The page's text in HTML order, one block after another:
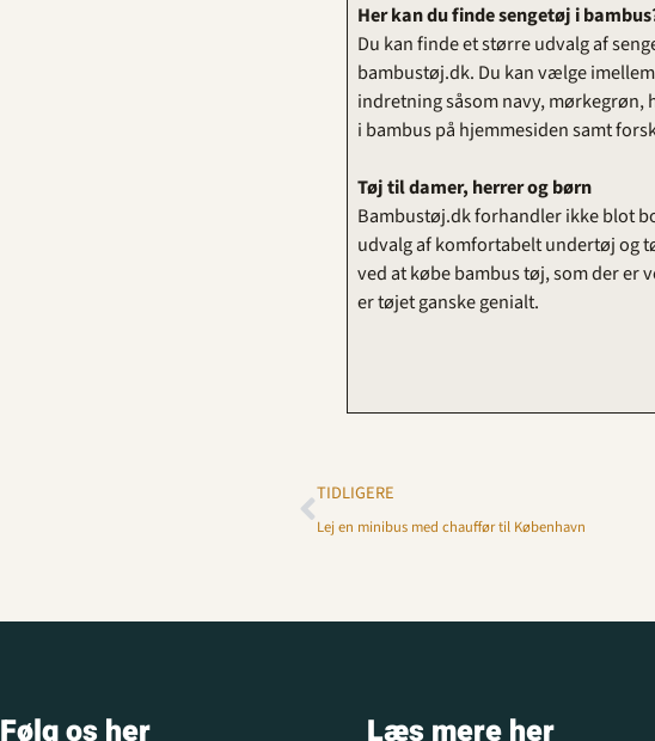
Her kan du finde sengetøj i
Du kan finde et større udvalg af
bambustøj.dk. Du kan vælge
indretning såsom navy,
i bambus på hjemmesiden samt
Tøj til damer, herrer og børn
Bambustøj.dk forhandler ikke blot
udvalg af komfortabelt undertøj og
ved at købe bambus tøj, som der er
er tøjet ganske genialt.
TIDLIGERE
Lej en minibus med chauffør til København
Følg os her Læs mere her